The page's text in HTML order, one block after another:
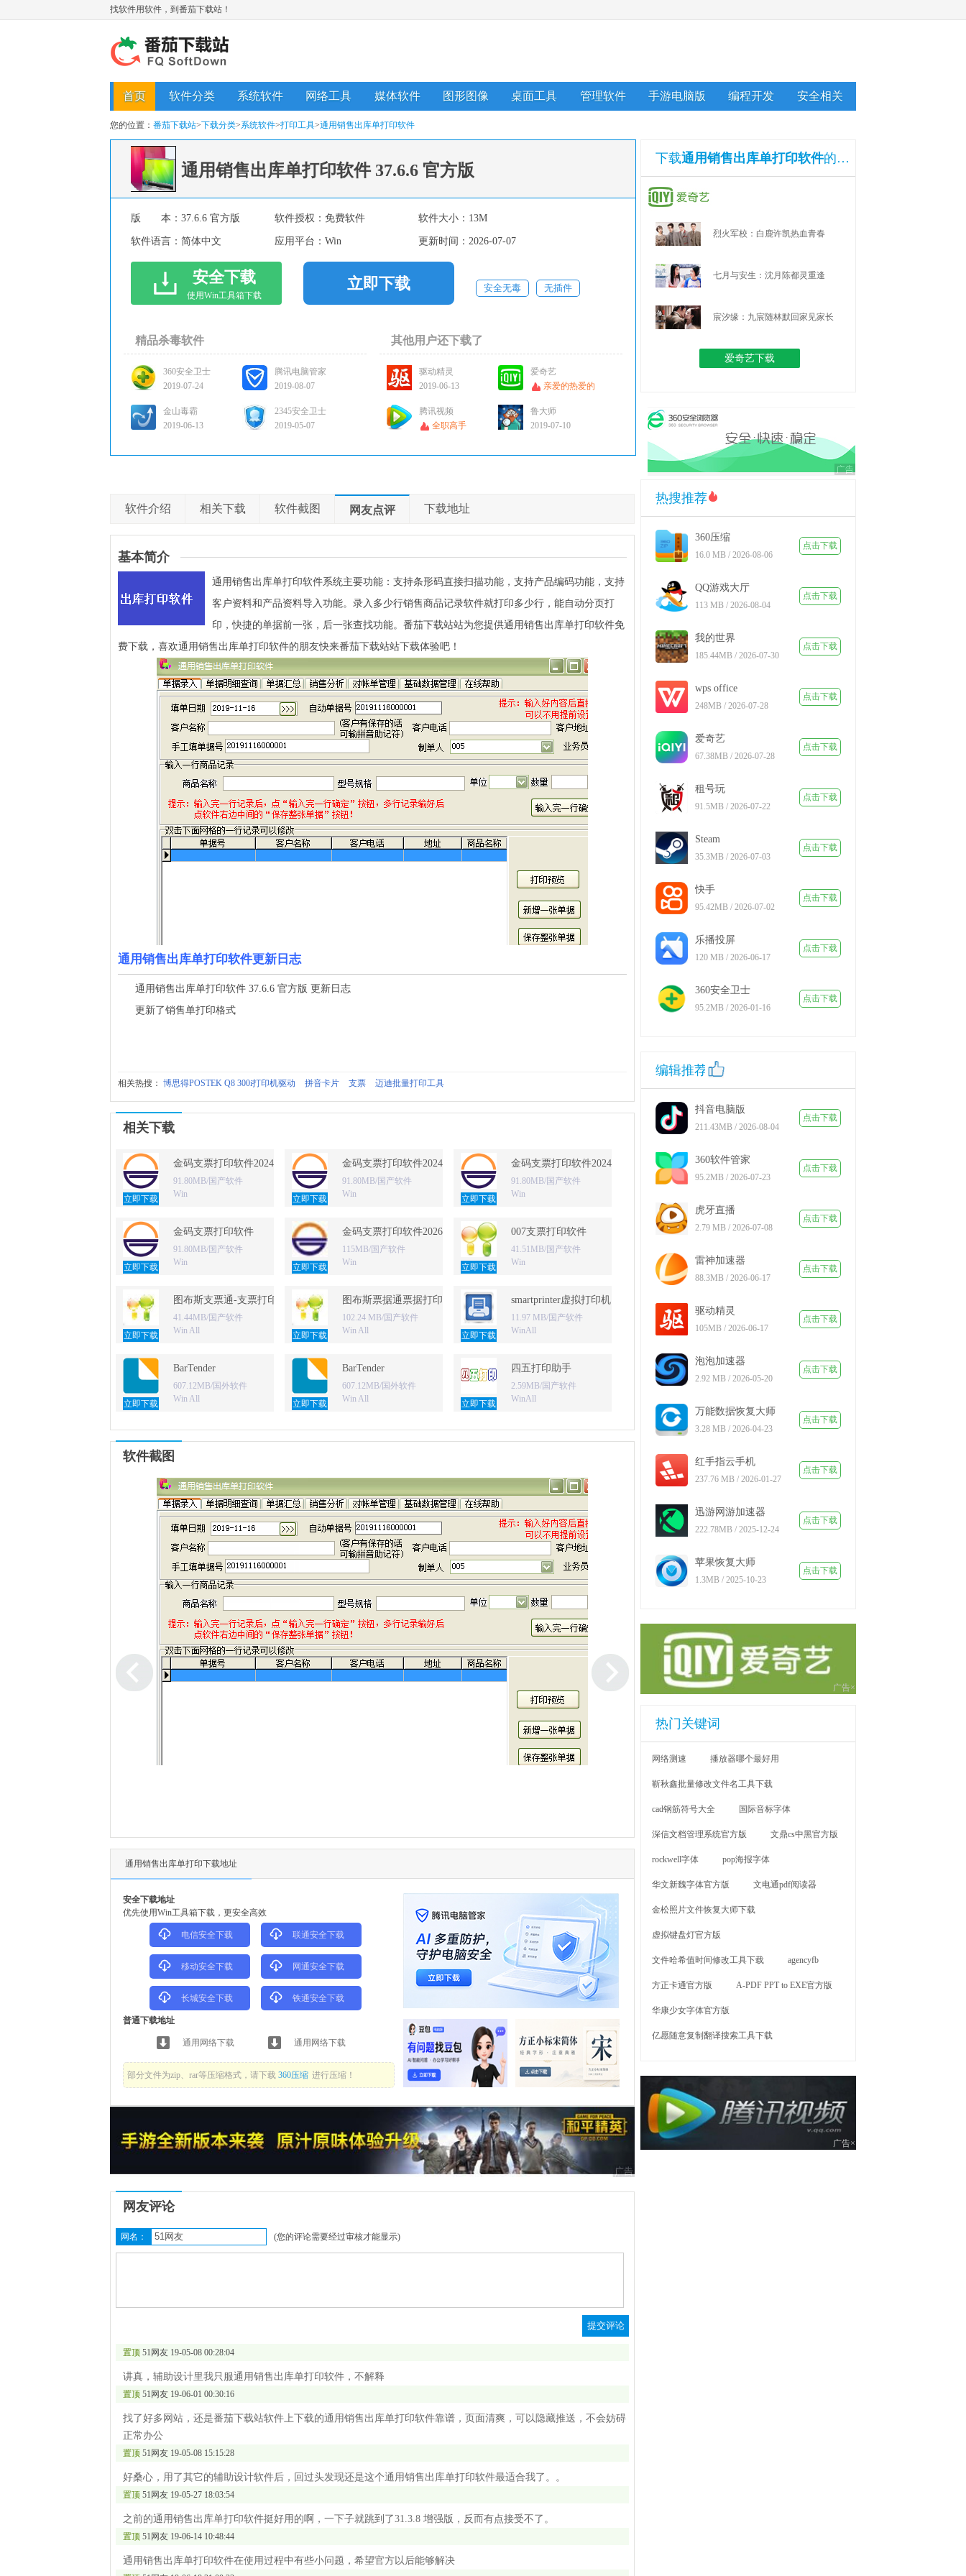
找软件用软件，到番茄下载站！
首页 软件分类 系统软件 网络工具 媒体软件 图形图像 桌面工具 管理软件 手游电脑版 编程开发 安全相关
您的位置： 番茄下载站>下载分类>系统软件>打印工具>通用销售出库单打印软件
通用销售出库单打印软件 37.6.6 官方版
版 本： 37.6.6 官方版 软件授权： 免费软件 软件大小： 13M
软件语言： 简体中文 应用平台： Win 更新时间： 2026-07-07
安全下载
使用Win工具箱下载
立即下载 安全无毒 无插件
精品杀毒软件
360安全卫士
2019-07-24
腾讯电脑管家
2019-08-07
金山毒霸
2019-06-13
2345安全卫士
2019-05-07
其他用户还下载了
驱动精灵
2019-06-13
爱奇艺
亲爱的热爱的
腾讯视频
全职高手
鲁大师
2019-07-10
下载通用销售出库单打印软件的还下载了
烈火军校：白鹿许凯热血青春
七月与安生：沈月陈都灵重逢
宸汐缘：九宸随林默回家见家长
爱奇艺下载
软件介绍 相关下载 软件截图 网友点评 下载地址
基本简介
通用销售出库单打印软件系统主要功能：支持条形码直接扫描功能，支持产品编码功能，支持
客户资料和产品资料导入功能。录入多少行销售商品记录软件就打印多少行，能自动分页打
印，快捷的单据前一张，后一张查找功能。番茄下载站站为您提供通用销售出库单打印软件免
费下载，喜欢通用销售出库单打印软件的朋友快来番茄下载站站下载体验吧！
通用销售出库单打印软件更新日志
通用销售出库单打印软件 37.6.6 官方版 更新日志
更新了销售单打印格式
相关热搜： 博思得POSTEK Q8 300i打印机驱动 拼音卡片 支票 迈迪批量打印工具
相关下载
立即下载
金码支票打印软件2024 免费版
91.80MB/国产软件
Win
立即下载
金码支票打印软件2024 免费版
91.80MB/国产软件
Win
立即下载
金码支票打印软件2024 免费版
91.80MB/国产软件
Win
立即下载
金码支票打印软件
91.80MB/国产软件
Win
立即下载
金码支票打印软件2026 免费版
115MB/国产软件
Win
立即下载
007支票打印软件
41.51MB/国产软件
Win
立即下载
图布斯支票通-支票打印软件
41.44MB/国产软件
Win All
立即下载
图布斯票据通票据打印软件
102.24 MB/国产软件
Win All
立即下载
smartprinter虚拟打印机
11.97 MB/国产软件
WinAll
立即下载
BarTender
607.12MB/国外软件
Win All
立即下载
BarTender
607.12MB/国外软件
Win All
立即下载
四五打印助手
2.59MB/国产软件
WinAll
软件截图
通用销售出库单打印下载地址
安全下载地址
优先使用Win工具箱下载，更安全高效
电信安全下载 联通安全下载
移动安全下载 网通安全下载
长城安全下载 铁通安全下载
普通下载地址
通用网络下载 通用网络下载
部分文件为zip、rar等压缩格式，请下载 360压缩 进行压缩！
网友评论
网名： (您的评论需要经过审核才能显示)
置顶 51网友 19-05-08 00:28:04
讲真，辅助设计里我只服通用销售出库单打印软件，不解释
置顶 51网友 19-06-01 00:30:16
找了好多网站，还是番茄下载站软件上下载的通用销售出库单打印软件靠谱，页面清爽，可以隐藏推送，不会妨碍
正常办公
置顶 51网友 19-05-08 15:15:28
好桑心，用了其它的辅助设计软件后，回过头发现还是这个通用销售出库单打印软件最适合我了。。
置顶 51网友 19-05-27 18:03:54
之前的通用销售出库单打印软件挺好用的啊，一下子就跳到了31.3.8 增强版，反而有点接受不了。
置顶 51网友 19-06-14 10:48:44
通用销售出库单打印软件在使用过程中有些小问题，希望官方以后能够解决
热搜推荐
360压缩
16.0 MB / 2026-08-06
点击下载
QQ游戏大厅
113 MB / 2026-08-04
点击下载
我的世界
185.44MB / 2026-07-30
点击下载
wps office
248MB / 2026-07-28
点击下载
爱奇艺
67.38MB / 2026-07-28
点击下载
租号玩
91.5MB / 2026-07-22
点击下载
Steam
35.3MB / 2026-07-03
点击下载
快手
95.42MB / 2026-07-02
点击下载
乐播投屏
120 MB / 2026-06-17
点击下载
360安全卫士
95.2MB / 2026-01-16
点击下载
编辑推荐
抖音电脑版
211.43MB / 2026-08-04
点击下载
360软件管家
95.2MB / 2026-07-23
点击下载
虎牙直播
2.79 MB / 2026-07-08
点击下载
雷神加速器
88.3MB / 2026-06-17
点击下载
驱动精灵
105MB / 2026-06-17
点击下载
泡泡加速器
2.92 MB / 2026-05-20
点击下载
万能数据恢复大师
3.28 MB / 2026-04-23
点击下载
红手指云手机
237.76 MB / 2026-01-27
点击下载
迅游网游加速器
222.78MB / 2025-12-24
点击下载
苹果恢复大师
1.3MB / 2025-10-23
点击下载
广告×
热门关键词
网络测速 播放器哪个最好用
靳秋鑫批量修改文件名工具下载
cad钢筋符号大全 国际音标字体
深信文档管理系统官方版 文鼎cs中黑官方版
rockwell字体 pop海报字体
华文新魏字体官方版 文电通pdf阅读器
金松照片文件恢复大师下载
虚拟键盘灯官方版
文件哈希值时间修改工具下载 agencyfb
方正卡通官方版 A-PDF PPT to EXE官方版
华康少女字体官方版
亿愿随意复制翻译搜索工具下载
广告×